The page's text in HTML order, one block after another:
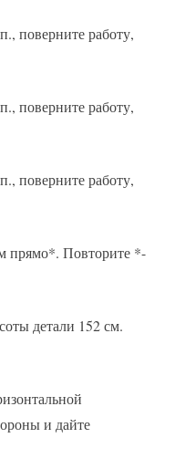
поверните работу,
поверните работу,
поверните работу,
прямо*. Повторите *-
детали 152 см.
и дайте